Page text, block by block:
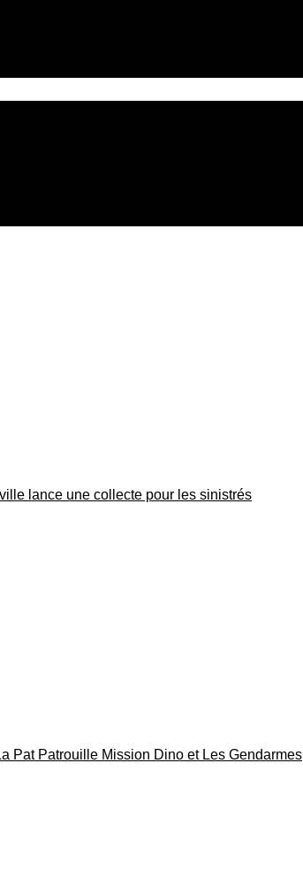
lance une collecte pour les sinistrés
Pat Patrouille Mission Dino et Les Gendarmes